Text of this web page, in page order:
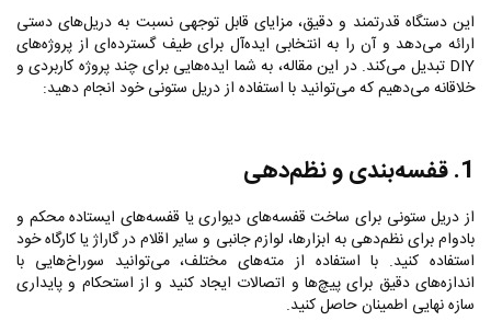
این دستگاه قدرتمند و دقیق، مزایای قابل توجهی نسبت به دریل‌های دستی
ارائه می‌دهد و آن را به انتخابی ایده‌آل برای طیف گسترده‌ای از پروژه‌های
DIY تبدیل می‌کند. در این مقاله، به شما ایده‌هایی برای چند پروژه کاربردی و
خلاقانه می‌دهیم که می‌توانید با استفاده از دریل ستونی خود انجام دهید:
1. قفسه‌بندی و نظم‌دهی
از دریل ستونی برای ساخت قفسه‌های دیواری یا قفسه‌های ایستاده محکم و
بادوام برای نظم‌دهی به ابزارها، لوازم جانبی و سایر اقلام در گاراژ یا کارگاه خود
استفاده کنید. با استفاده از مته‌های مختلف، می‌توانید سوراخ‌هایی با
اندازه‌های دقیق برای پیچ‌ها و اتصالات ایجاد کنید و از استحکام و پایداری
سازه نهایی اطمینان حاصل کنید.